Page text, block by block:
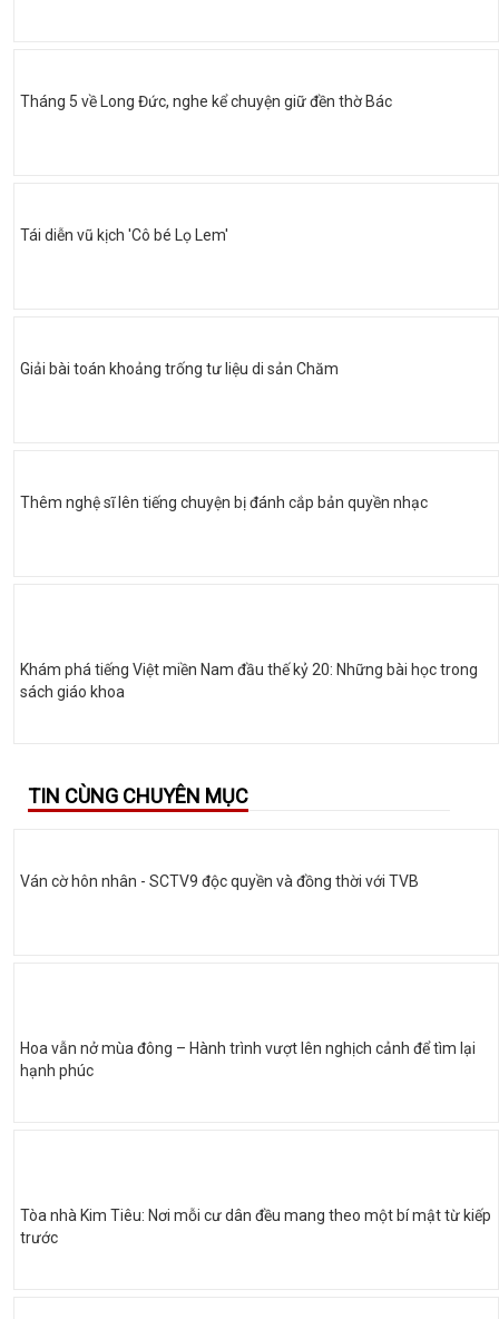
Tháng 5 về Long Đức, nghe kể chuyện giữ đền thờ Bác
Tái diễn vũ kịch 'Cô bé Lọ Lem'
Giải bài toán khoảng trống tư liệu di sản Chăm
Thêm nghệ sĩ lên tiếng chuyện bị đánh cắp bản quyền nhạc
Khám phá tiếng Việt miền Nam đầu thế kỷ 20: Những bài học trong
sách giáo khoa
TIN CÙNG CHUYÊN MỤC
Ván cờ hôn nhân - SCTV9 độc quyền và đồng thời với TVB
Hoa vẫn nở mùa đông – Hành trình vượt lên nghịch cảnh để tìm lại
hạnh phúc
Tòa nhà Kim Tiêu: Nơi mỗi cư dân đều mang theo một bí mật từ kiếp
trước